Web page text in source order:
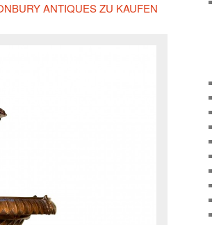
ANTIQUES ZU KAUFEN